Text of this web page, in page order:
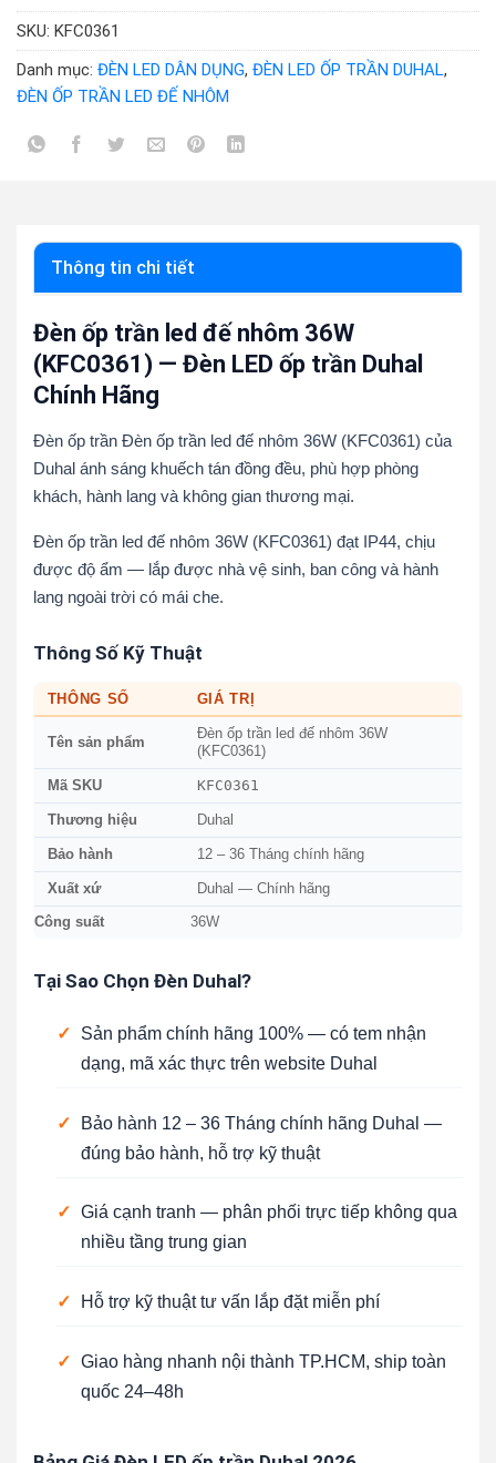
SKU: KFC0361
Danh mục: ĐÈN LED DÂN DỤNG, ĐÈN LED ỐP TRẦN DUHAL,
ĐÈN ỐP TRẦN LED ĐẾ NHÔM
Thông tin chi tiết
Đèn ốp trần led đế nhôm 36W
(KFC0361) — Đèn LED ốp trần Duhal
Chính Hãng
Đèn ốp trần Đèn ốp trần led đế nhôm 36W (KFC0361) của
Duhal ánh sáng khuếch tán đồng đều, phù hợp phòng
khách, hành lang và không gian thương mại.
Đèn ốp trần led đế nhôm 36W (KFC0361) đạt IP44, chịu
được độ ẩm — lắp được nhà vệ sinh, ban công và hành
lang ngoài trời có mái che.
Thông Số Kỹ Thuật
THÔNG SỐ GIÁ TRỊ
Tên sản phẩm
Đèn ốp trần led đế nhôm 36W
(KFC0361)
Mã SKU KFC0361
Thương hiệu Duhal
Bảo hành 12 – 36 Tháng chính hãng
Xuất xứ Duhal — Chính hãng
Công suất 36W
Tại Sao Chọn Đèn Duhal?
✓
Sản phẩm chính hãng 100% — có tem nhận
dạng, mã xác thực trên website Duhal
✓
Bảo hành 12 – 36 Tháng chính hãng Duhal —
đúng bảo hành, hỗ trợ kỹ thuật
✓ Giá cạnh tranh — phân phối trực tiếp không qua
nhiều tầng trung gian
✓ Hỗ trợ kỹ thuật tư vấn lắp đặt miễn phí
✓ Giao hàng nhanh nội thành TP.HCM, ship toàn
quốc 24–48h